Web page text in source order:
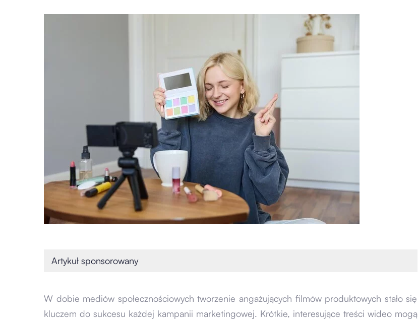
Artykuł sponsorowany
W dobie mediów społecznościowych tworzenie angażujących filmów produktowych stało się
kluczem do sukcesu każdej kampanii marketingowej. Krótkie, interesujące treści wideo mogą